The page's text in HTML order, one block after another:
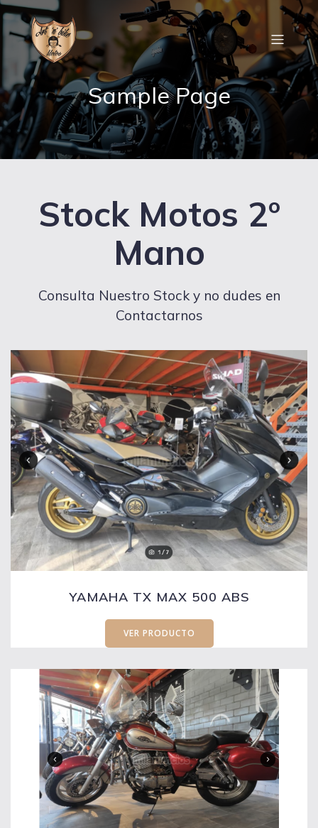
Sample Page
Stock Motos 2º
Mano
Consulta Nuestro Stock y no dudes en
Contactarnos
YAMAHA TX MAX 500 ABS
VER PRODUCTO